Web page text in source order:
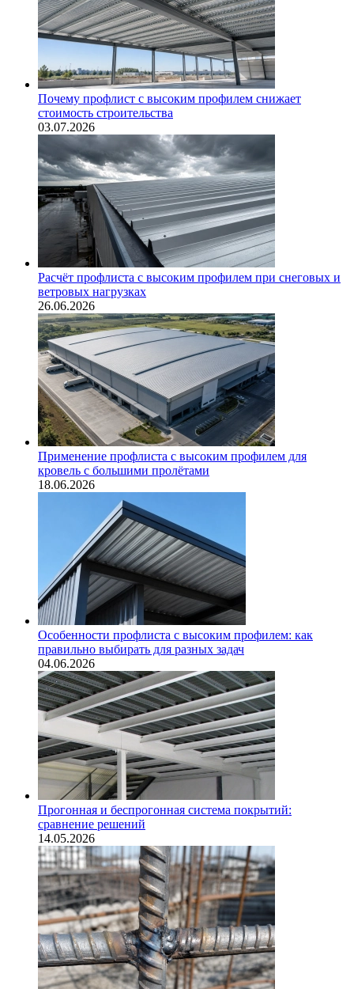
Почему профлист с высоким профилем снижает
стоимость строительства
03.07.2026
Расчёт профлиста с высоким профилем при снеговых и
ветровых нагрузках
26.06.2026
Применение профлиста с высоким профилем для
кровель с большими пролётами
18.06.2026
Особенности профлиста с высоким профилем: как
правильно выбирать для разных задач
04.06.2026
Прогонная и беспрогонная система покрытий:
сравнение решений
14.05.2026